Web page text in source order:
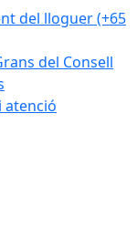
del lloguer (+65
del Consell
atenció